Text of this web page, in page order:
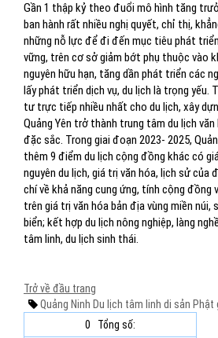
Gần 1 thập kỷ theo đuổi mô hình tăng
ban hành rất nhiều nghị quyết, chỉ thị,
những nỗ lực để đi đến mục tiêu phát
vững, trên cơ sở giảm bớt phụ thuộc vào
nguyên hữu hạn, tăng dần phát triển các
lấy phát triển dịch vụ, du lịch là trọng yếu.
tư trực tiếp nhiều nhất cho du lịch, xây
Quảng Yên trở thành trung tâm du lịch
đặc sắc. Trong giai đoạn 2023- 2025,
thêm 9 điểm du lịch cộng đồng khác có
nguyên du lịch, giá trị văn hóa, lịch sử của
chí về khả năng cung ứng, tính cộng đồng
trên giá trị văn hóa bản địa vùng miền núi,
biển; kết hợp du lịch nông nghiệp, làng
tâm linh, du lịch sinh thái.
Trở về đầu trang
Quảng Ninh Du lịch tâm linh di sản Phật
0
Tổng số: